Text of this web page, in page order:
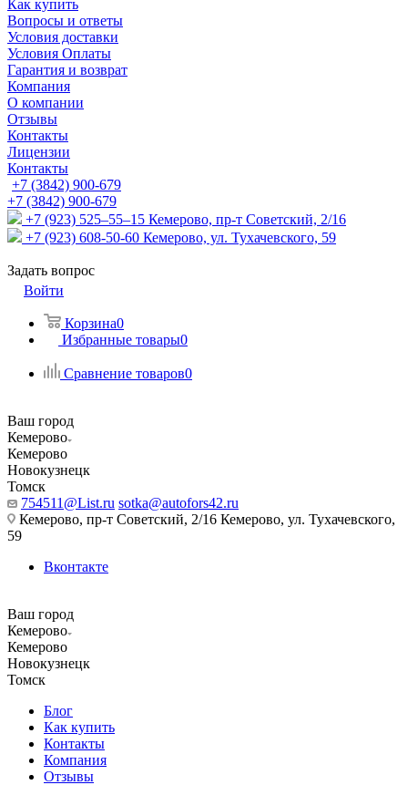
Как купить
Вопросы и ответы
Условия доставки
Условия Оплаты
Гарантия и возврат
Компания
О компании
Отзывы
Контакты
Лицензии
Контакты
+7 (3842) 900-679
+7 (3842) 900-679
+7 (923) 525–55–15 Кемерово, пр-т Советский, 2/16
+7 (923) 608-50-60 Кемерово, ул. Тухачевского, 59
Задать вопрос
Войти
Корзина0
Избранные товары0
Сравнение товаров0
Ваш город
Кемерово
Кемерово
Новокузнецк
Томск
754511@List.ru sotka@autofors42.ru
Кемерово, пр-т Советский, 2/16 Кемерово, ул. Тухачевского,
59
Вконтакте
Ваш город
Кемерово
Кемерово
Новокузнецк
Томск
Блог
Как купить
Контакты
Компания
Отзывы